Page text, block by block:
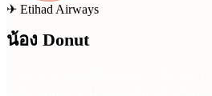
✈ Etihad Airways
น้อง Donut